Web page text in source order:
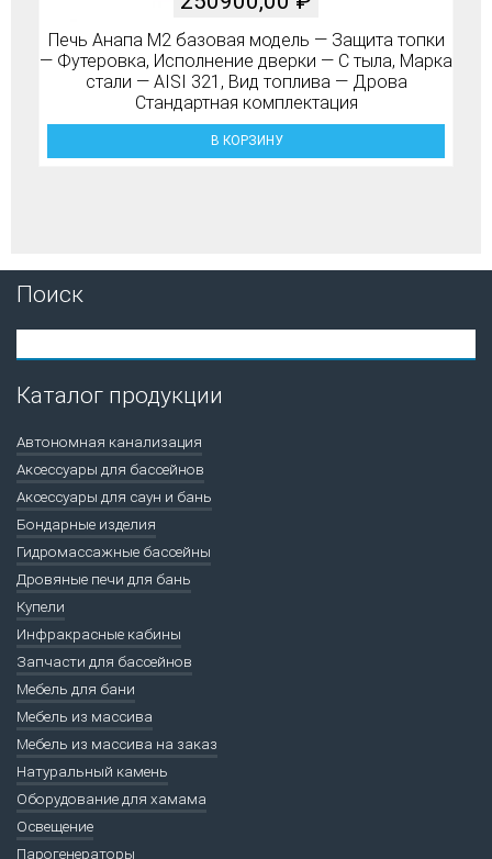
Печь Анапа М2 базовая модель — Защита топки
— Футеровка, Исполнение дверки — С тыла, Марка
стали — AISI 321, Вид топлива — Дрова
Стандартная комплектация
В КОРЗИНУ
Поиск
Каталог продукции
Автономная канализация
Аксессуары для бассейнов
Аксессуары для саун и бань
Бондарные изделия
Гидромассажные бассейны
Дровяные печи для бань
Купели
Инфракрасные кабины
Запчасти для бассейнов
Мебель для бани
Мебель из массива
Мебель из массива на заказ
Натуральный камень
Оборудование для хамама
Освещение
Парогенераторы